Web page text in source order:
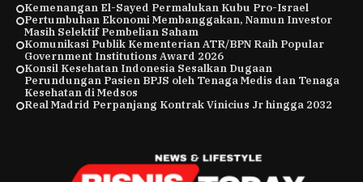
Kemenangan El-Sayed Permalukan Kubu Pro-Israel
Pertumbuhan Ekonomi Membanggakan, Namun Investor
Masih Selektif Pembelian Saham
Komunikasi Publik Kementerian ATR/BPN Raih Popular
Government Institutions Award 2026
Konsil Kesehatan Indonesia Sesalkan Dugaan
Perundungan Pasien BPJS oleh Tenaga Medis dan Tenaga
Kesehatan di Medsos
Real Madrid Perpanjang Kontrak Vinicius Jr hingga 2032